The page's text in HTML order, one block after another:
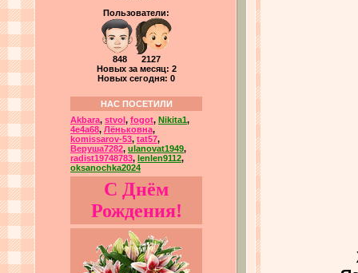
Пользователи:
848 2127
Новых за месяц: 2
Новых сегодня: 0
НАС ПОСЕТИЛИ
Akbara, stvol , fogot, Nikita1,
4e4a68, Лёньковна,
komissarov-53, tat57,
Веруша7282, ulanovat1949,
radist19748783, lenlen9112,
oksanochka2024
С Днём
Рождения!